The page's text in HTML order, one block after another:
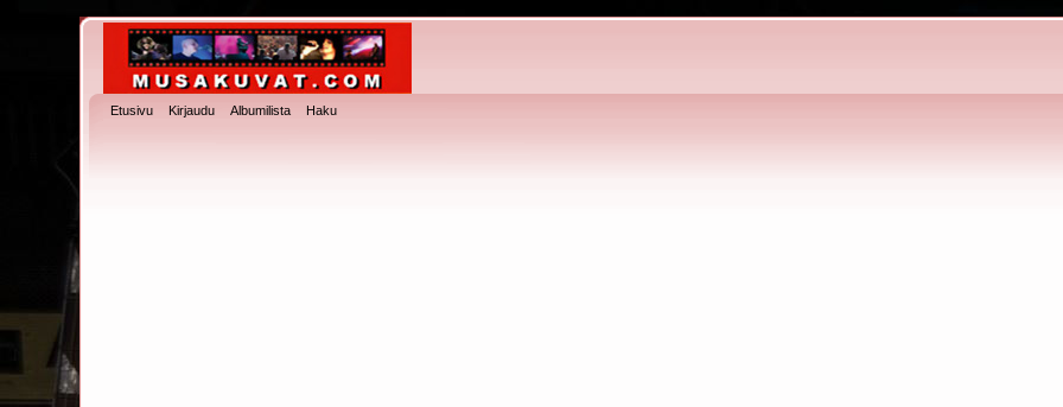
Etusivu Kirjaudu Albumilista Haku